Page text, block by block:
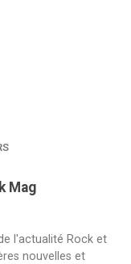
Mag
l'actualité Rock et
nouvelles et